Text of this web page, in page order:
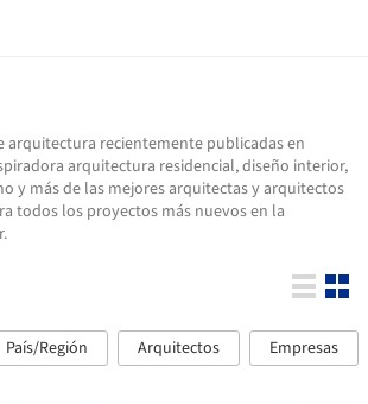
arquitectura recientemente publicadas en
arquitectura residencial, diseño interior,
y más de las mejores arquitectas y arquitectos
todos los proyectos más nuevos en la
País/Región Arquitectos Empresas